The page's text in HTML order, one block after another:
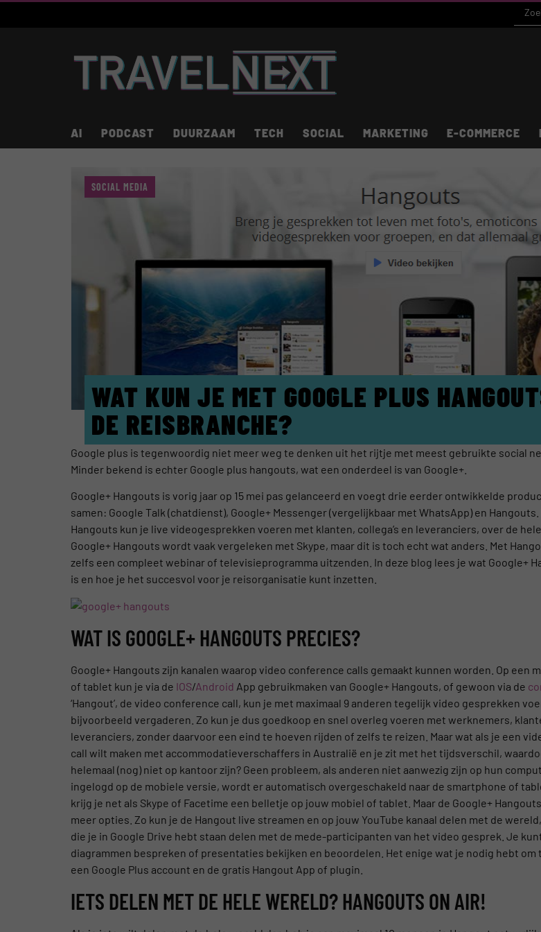
AI PODCAST DUURZAAM TECH SOCIAL MARKETING E-COMMERCE
WAT KUN JE MET GOOGLE PLUS
DE REISBRANCHE?
SOCIAL MEDIA
Google plus is tegenwoordig niet meer weg te denken uit het rijtje met meest gebruikte social
Minder bekend is echter Google plus hangouts, wat een onderdeel is van Google+.
Google+ Hangouts is vorig jaar op 15 mei pas gelanceerd en voegt drie eerder ontwikkelde
samen: Google Talk (chatdienst), Google+ Messenger (vergelijkbaar met WhatsApp) en Hangouts.
Hangouts kun je live videogesprekken voeren met klanten, collega’s en leveranciers, over de
Google+ Hangouts wordt vaak vergeleken met Skype, maar dit is toch echt wat anders. Met
zelfs een compleet webinar of televisieprogramma uitzenden. In deze blog lees je wat Google+
is en hoe je het succesvol voor je reisorganisatie kunt inzetten.
WAT IS GOOGLE+ HANGOUTS PRECIES?
Google+ Hangouts zijn kanalen waarop video conference calls gemaakt kunnen worden. Op een
of tablet kun je via de IOS/Android App gebruikmaken van Google+ Hangouts, of gewoon via de
‘Hangout’, de video conference call, kun je met maximaal 9 anderen tegelijk video gesprekken
bijvoorbeeld vergaderen. Zo kun je dus goedkoop en snel overleg voeren met werknemers,
leveranciers, zonder daarvoor een eind te hoeven rijden of zelfs te reizen. Maar wat als je een
call wilt maken met accommodatieverschaffers in Australië en je zit met het tijdsverschil,
helemaal (nog) niet op kantoor zijn? Geen probleem, als anderen niet aanwezig zijn op hun
ingelogd op de mobiele versie, wordt er automatisch overgeschakeld naar de smartphone of
krijg je net als Skype of Facetime een belletje op jouw mobiel of tablet. Maar de Google+
meer opties. Zo kun je de Hangout live streamen en op jouw YouTube kanaal delen met de
die je in Google Drive hebt staan delen met de mede-participanten van het video gesprek. Je
diagrammen bespreken of presentaties bekijken en beoordelen. Het enige wat je nodig hebt om
een Google Plus account en de gratis Hangout App of plugin.
IETS DELEN MET DE HELE WERELD? HANGOUTS ON AIR!